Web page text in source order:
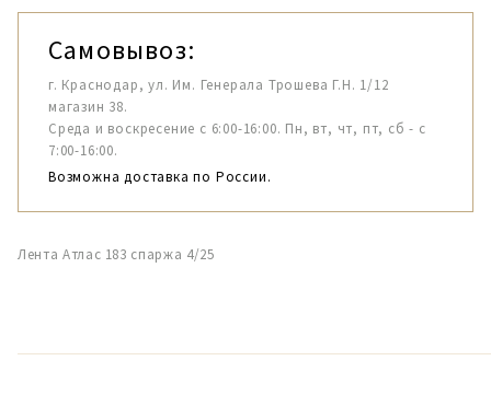
Самовывоз:
г. Краснодар, ул. Им. Генерала Трошева Г.Н. 1/12
магазин 38.
Среда и воскресение с 6:00-16:00. Пн, вт, чт, пт, сб - с
7:00-16:00.
Возможна доставка по России.
Лента Атлас 183 спаржа 4/25